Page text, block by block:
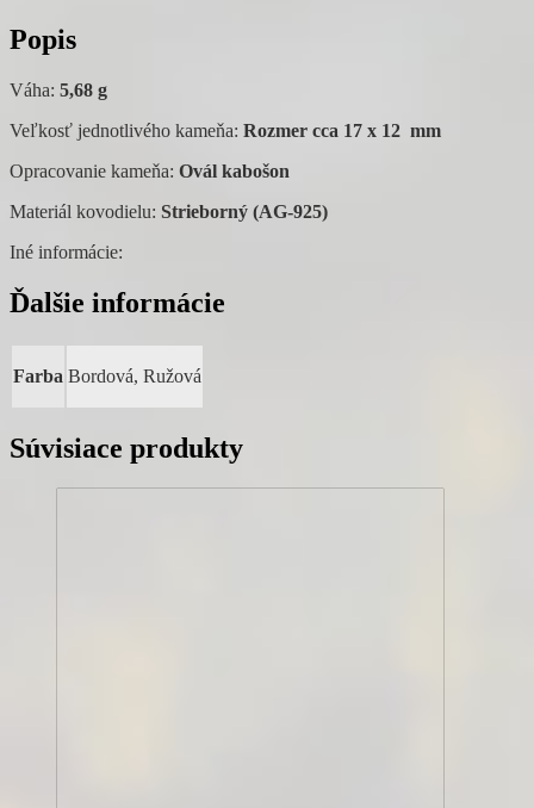
Popis
Váha: 5,68 g
Veľkosť jednotlivého kameňa: Rozmer cca 17 x 12 mm
Opracovanie kameňa: Ovál kabošon
Materiál kovodielu: Strieborný (AG-925)
Iné informácie:
Ďalšie informácie
Farba Bordová, Ružová
Súvisiace produkty